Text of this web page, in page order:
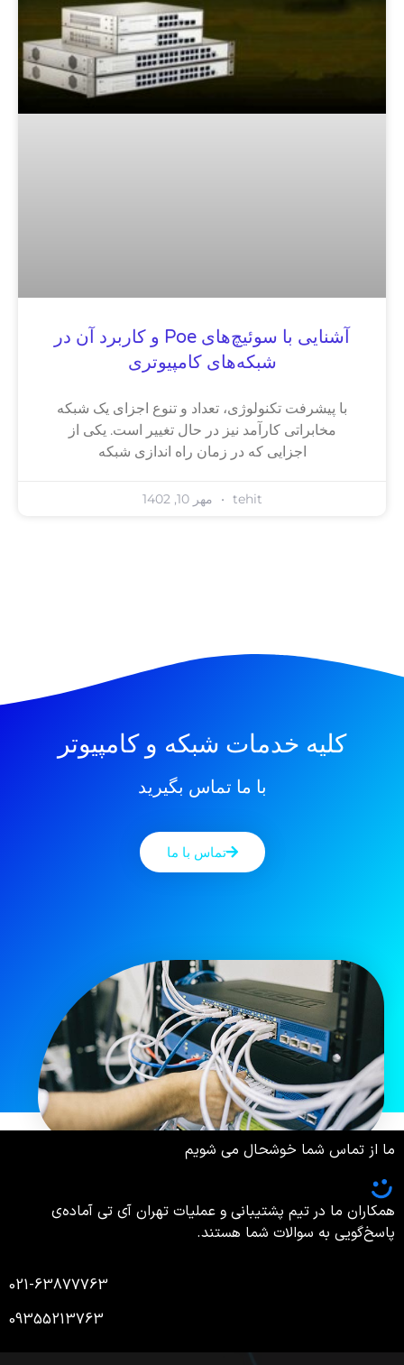
آشنایی با سوئیچ‌های Poe و کاربرد آن در
شبکه‌های کامپیوتری
با پیشرفت تکنولوژی، تعداد و تنوع اجزای یک شبکه
مخابراتی کارآمد نیز در حال تغییر است. یکی از
اجزایی که در زمان راه اندازی شبکه
tehit مهر 10, 1402
کلیه خدمات شبکه و کامپیوتر
با ما تماس بگیرید
تماس با ما
ما از تماس شما خوشحال می شویم
همکاران ما در تیم پشتیبانی و عملیات تهران آی تی آماده‌ی
پاسخ‌گویی به سوالات شما هستند.
021-63877763
09355213763